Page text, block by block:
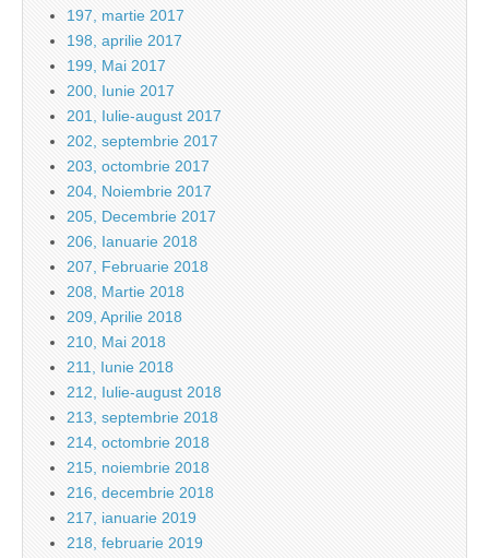
197, martie 2017
198, aprilie 2017
199, Mai 2017
200, Iunie 2017
201, Iulie-august 2017
202, septembrie 2017
203, octombrie 2017
204, Noiembrie 2017
205, Decembrie 2017
206, Ianuarie 2018
207, Februarie 2018
208, Martie 2018
209, Aprilie 2018
210, Mai 2018
211, Iunie 2018
212, Iulie-august 2018
213, septembrie 2018
214, octombrie 2018
215, noiembrie 2018
216, decembrie 2018
217, ianuarie 2019
218, februarie 2019